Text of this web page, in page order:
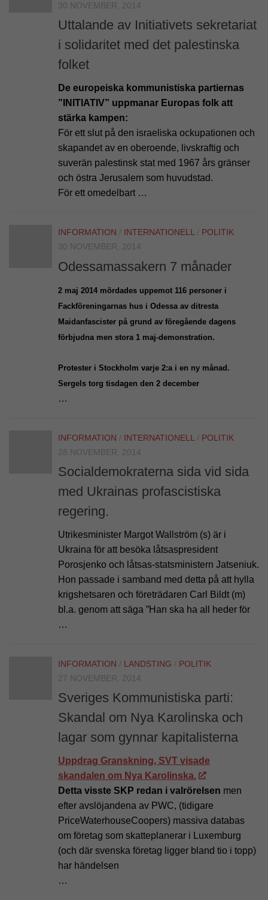
30 NOVEMBER, 2014
Uttalande av Initiativets sekretariat
i solidaritet med det palestinska
folket
De europeiska kommunistiska partiernas
”INITIATIV” uppmanar Europas folk att
stärka kampen:
För ett slut på den israeliska ockupationen och
skapandet av en oberoende, livskraftig och
suverän palestinsk stat med 1967 års gränser
och östra Jerusalem som huvudstad.
För ett omedelbart …
INFORMATION / INTERNATIONELL/ POLITIK
30 NOVEMBER, 2014
Odessamassakern 7 månader
2 maj 2014 mördades uppemot 116 personer i
Fackföreningarnas hus i Odessa av ditresta
Maidanfascister på grund av föregående dagens
förbjudna men stora 1 maj-demonstration.
Protester i Stockholm varje 2:a i en ny månad.
Sergels torg tisdagen den 2 december
…
INFORMATION / INTERNATIONELL / POLITIK
28 NOVEMBER, 2014
Socialdemokraterna sida vid sida
med Ukrainas profascistiska
regering.
Utrikesminister Margot Wallström (s) är i
Ukraina för att besöka låtsaspresident
Porosjenko och låtsas-statsministern Jatseniuk.
Hon passade i samband med detta på att hylla
krigshetsaren och företrädaren Carl Bildt (m)
bl.a. genom att säga ”Han ska ha all heder för
…
INFORMATION / LANDSTING / POLITIK
27 NOVEMBER, 2014
Sveriges Kommunistiska parti:
Skandal om Nya Karolinska och
lagar som gynnar kapitalisterna
Uppdrag Granskning, SVT visade
skandalen om Nya Karolinska.
Detta visste SKP redan i valrörelsen men
efter avslöjandena av PWC, (tidigare
PriceWaterhouseCoopers) massiva databas
om företag som skatteplanerar i Luxemburg
(och där svenska företag ligger bland tio i topp)
har händelsen
…